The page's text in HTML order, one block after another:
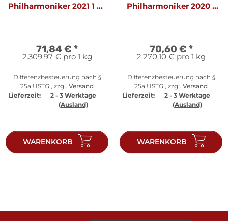
Philharmoniker 2021 1 oz
71,84 € *
2.309,97 € pro 1 kg
Differenzbesteuerung nach §
25a USTG , zzgl. Versand
Lieferzeit:
2 - 3 Werktage
(Ausland)
WARENKORB
Philharmoniker 2020 1
70,60 € *
2.270,10 € pro 1 kg
Differenzbesteuerung nach §
25a USTG , zzgl. Versand
Lieferzeit:
2 - 3 Werktage
(Ausland)
WARENKORB